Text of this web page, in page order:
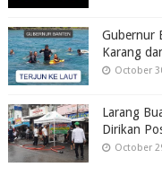
Gubernur
Karang
October
Larang
Dirikan
October